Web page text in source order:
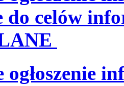
do celów
ogłoszenie